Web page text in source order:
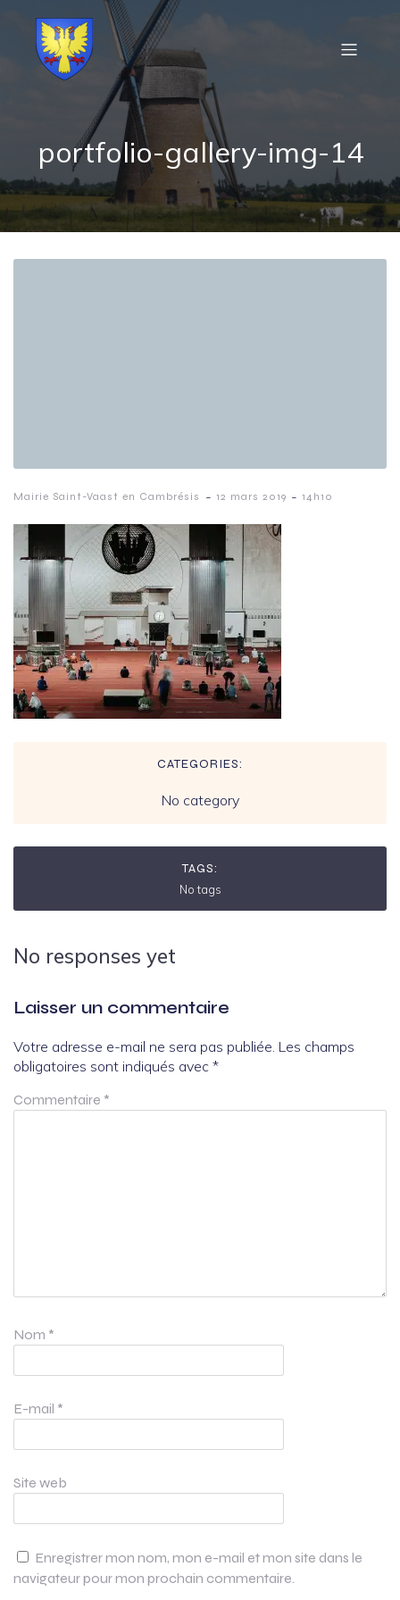
portfolio-gallery-img-14
Mairie Saint-Vaast en Cambrésis - 12 mars 2019 - 14h10
CATEGORIES:
No category
TAGS:
No tags
No responses yet
Laisser un commentaire
Votre adresse e-mail ne sera pas publiée. Les champs
obligatoires sont indiqués avec *
Commentaire *
Nom *
E-mail *
Site web
Enregistrer mon nom, mon e-mail et mon site dans le
navigateur pour mon prochain commentaire.